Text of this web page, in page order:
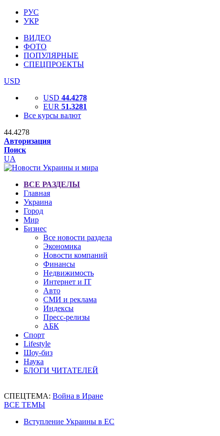
РУС
УКР
ВИДЕО
ФОТО
ПОПУЛЯРНЫЕ
СПЕЦПРОЕКТЫ
USD
USD 44.4278
EUR 51.3281
Все курсы валют
44.4278
Авторизация
Поиск
UA
ВСЕ РАЗДЕЛЫ
Главная
Украина
Город
Мир
Бизнес
Все новости раздела
Экономика
Новости компаний
Финансы
Недвижимость
Интернет и IT
Авто
СМИ и реклама
Индексы
Пресс-релизы
АБК
Спорт
Lifestyle
Шоу-биз
Наука
БЛОГИ ЧИТАТЕЛЕЙ
СПЕЦТЕМА: Война в Иране
ВСЕ ТЕМЫ
Вступление Украины в ЕС